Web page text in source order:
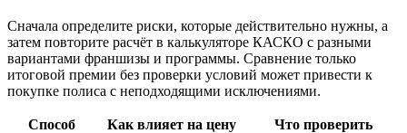
Сначала определите риски, которые действительно нужны, а
затем повторите расчёт в калькуляторе КАСКО с разными
вариантами франшизы и программы. Сравнение только
итоговой премии без проверки условий может привести к
покупке полиса с неподходящими исключениями.
Способ Как влияет на цену Что проверить